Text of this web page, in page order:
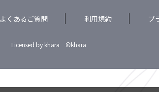
よくあるご質問 利用規約 プ
Licensed by khara ©khara